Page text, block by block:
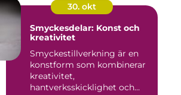
30. okt
Smyckesdelar: Konst och
kreativitet
Smyckestillverkning är en
konstform som kombinerar
kreativitet,
hantverksskicklighet och